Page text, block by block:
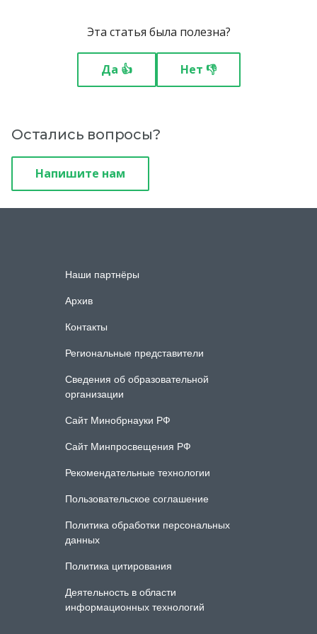
Сертификаты моих
Как удалить аккаунт?
Эта статья была полезна?
Да 👍 Нет 👎
Остались вопросы?
Напишите нам
Наши партнёры
Архив
Контакты
Региональные представители
Сведения об образовательной
организации
Сайт Минобрнауки РФ
Сайт Минпросвещения РФ
Рекомендательные технологии
Пользовательское соглашение
Политика обработки персональных
данных
Политика цитирования
Деятельность в области
информационных технологий